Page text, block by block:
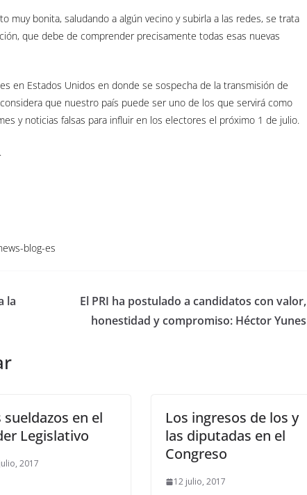
muy bonita, saludando a algún vecino y subirla a las redes, se trata
que debe de comprender precisamente todas esas nuevas
en Estados Unidos en donde se sospecha de la transmisión de
que nuestro país puede ser uno de los que servirá como
y noticias falsas para influir en los electores el próximo 1 de julio.
blog-es
la
El PRI ha postulado a candidatos con valor,
honestidad y compromiso: Héctor Yunes
sueldazos en el
Legislativo
2017
Los ingresos de los y
las diputadas en el
Congreso
12 julio, 2017